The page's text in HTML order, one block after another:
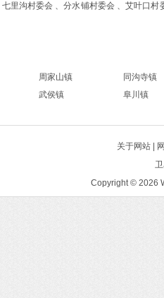
里沟村委会 、分水铺村委会 、艾叶口
周家山镇
同沟寺镇
武侯镇
阜川镇
关于网站 |
Copyright © 2026